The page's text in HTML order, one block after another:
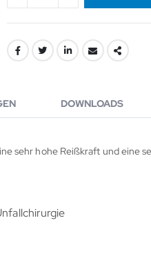
sehr hohe Reißkraft und eine
DOWNLOADS